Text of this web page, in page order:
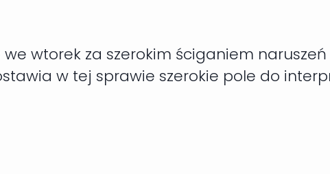
we wtorek za szerokim ściganiem
w tej sprawie szerokie pole do